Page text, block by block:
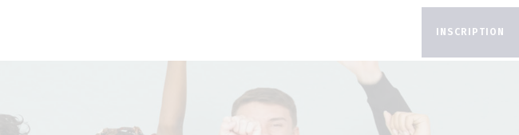
INSCRIPTION